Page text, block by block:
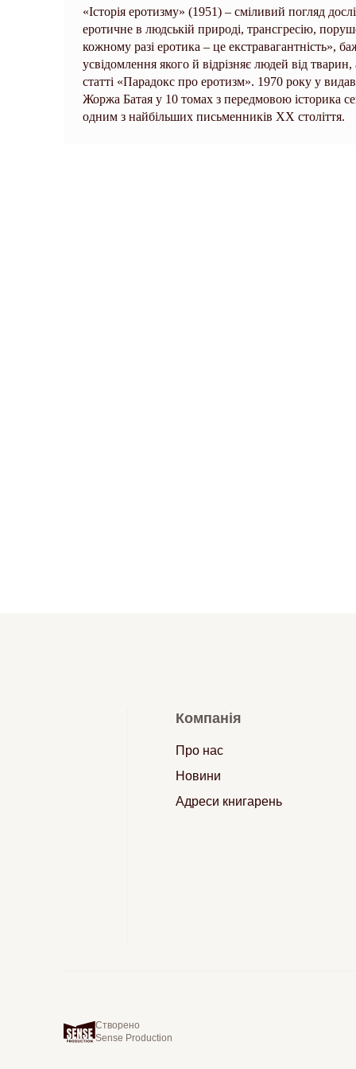
«Історія еротизму» (1951) – сміливий погляд
еротичне в людській природі, трансгресію,
кожному разі еротика – це екстравагантність»,
усвідомлення якого й відрізняє людей від
статті «Парадокс про еротизм». 1970 року у
Жоржа Батая у 10 томах з передмовою історика
одним з найбільших письменників XX століття.
Компанія
Про нас
Новини
Адреси книгарень
Створено
Sense Production